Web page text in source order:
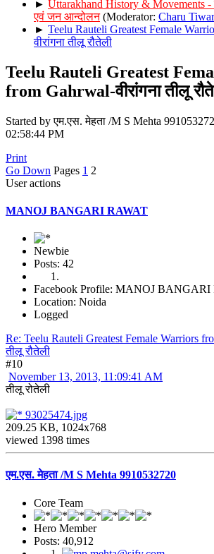
► Uttarakhand History & Movements -
एवं जन आन्दोलन (Moderator: Charu
► Teelu Rauteli Greatest Female
वीरांगना तीलू रौतेली
Teelu Rauteli Greatest
from Gahrwal-वीरांगना तीलू
Started by एम.एस. मेहता /M S Mehta
02:58:44 PM
Print
Go Down Pages 1 2
User actions
MANOJ BANGARI RAWAT
Newbie
Posts: 42
Facebook Profile: MANOJ BANGARI
Location: Noida
Logged
Re: Teelu Rauteli Greatest Female Warriors
तीलू रौतेली
#10
November 13, 2013, 11:09:41 AM
तीलू रोतेली
93025474.jpg
209.25 KB, 1024x768
viewed 1398 times
एम.एस. मेहता /M S Mehta 9910532720
Core Team
Hero Member
Posts: 40,912